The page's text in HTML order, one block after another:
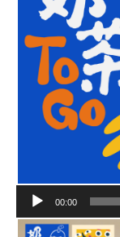
播
00:00